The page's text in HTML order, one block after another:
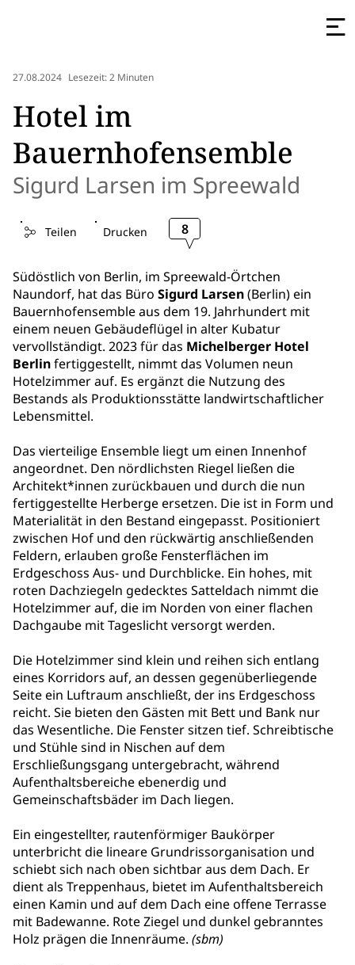
27.08.2024 Lesezeit: 2 Minuten
Hotel im
Bauernhofensemble
Sigurd Larsen im Spreewald
Teilen Drucken 8
Südöstlich von Berlin, im Spreewald-Örtchen
Naundorf, hat das Büro Sigurd Larsen(Berlin) ein
Bauernhofensemble aus dem 19. Jahrhundert mit
einem neuen Gebäudeflügel in alter Kubatur
vervollständigt. 2023 für das Michelberger Hotel
Berlinfertiggestellt, nimmt das Volumen neun
Hotelzimmer auf. Es ergänzt die Nutzung des
Bestands als Produktionsstätte landwirtschaftlicher
Lebensmittel.
Das vierteilige Ensemble liegt um einen Innenhof
angeordnet. Den nördlichsten Riegel ließen die
Architekt*innen zurückbauen und durch die nun
fertiggestellte Herberge ersetzen. Die ist in Form und
Materialität in den Bestand eingepasst. Positioniert
zwischen Hof und den rückwärtig anschließenden
Feldern, erlauben große Fensterflächen im
Erdgeschoss Aus- und Durchblicke. Ein hohes, mit
roten Dachziegeln gedecktes Satteldach nimmt die
Hotelzimmer auf, die im Norden von einer flachen
Dachgaube mit Tageslicht versorgt werden.
Die Hotelzimmer sind klein und reihen sich entlang
eines Korridors auf, an dessen gegenüberliegende
Seite ein Luftraum anschließt, der ins Erdgeschoss
reicht. Sie bieten den Gästen mit Bett und Bank nur
das Wesentliche. Die Fenster sitzen tief. Schreibtische
und Stühle sind in Nischen auf dem
Erschließungsgang untergebracht, während
Aufenthaltsbereiche ebenerdig und
Gemeinschaftsbäder im Dach liegen.
Ein eingestellter, rautenförmiger Baukörper
unterbricht die lineare Grundrissorganisation und
schiebt sich nach oben sichtbar aus dem Dach. Er
dient als Treppenhaus, bietet im Aufenthaltsbereich
einen Kamin und auf dem Dach eine offene Terrasse
mit Badewanne. Rote Ziegel und dunkel gebranntes
Holz prägen die Innenräume. (sbm)